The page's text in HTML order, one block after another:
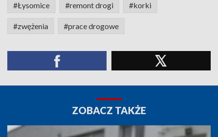
#Łysomice #remont drogi #korki
#zwężenia #prace drogowe
ZOBACZ TAKŻE